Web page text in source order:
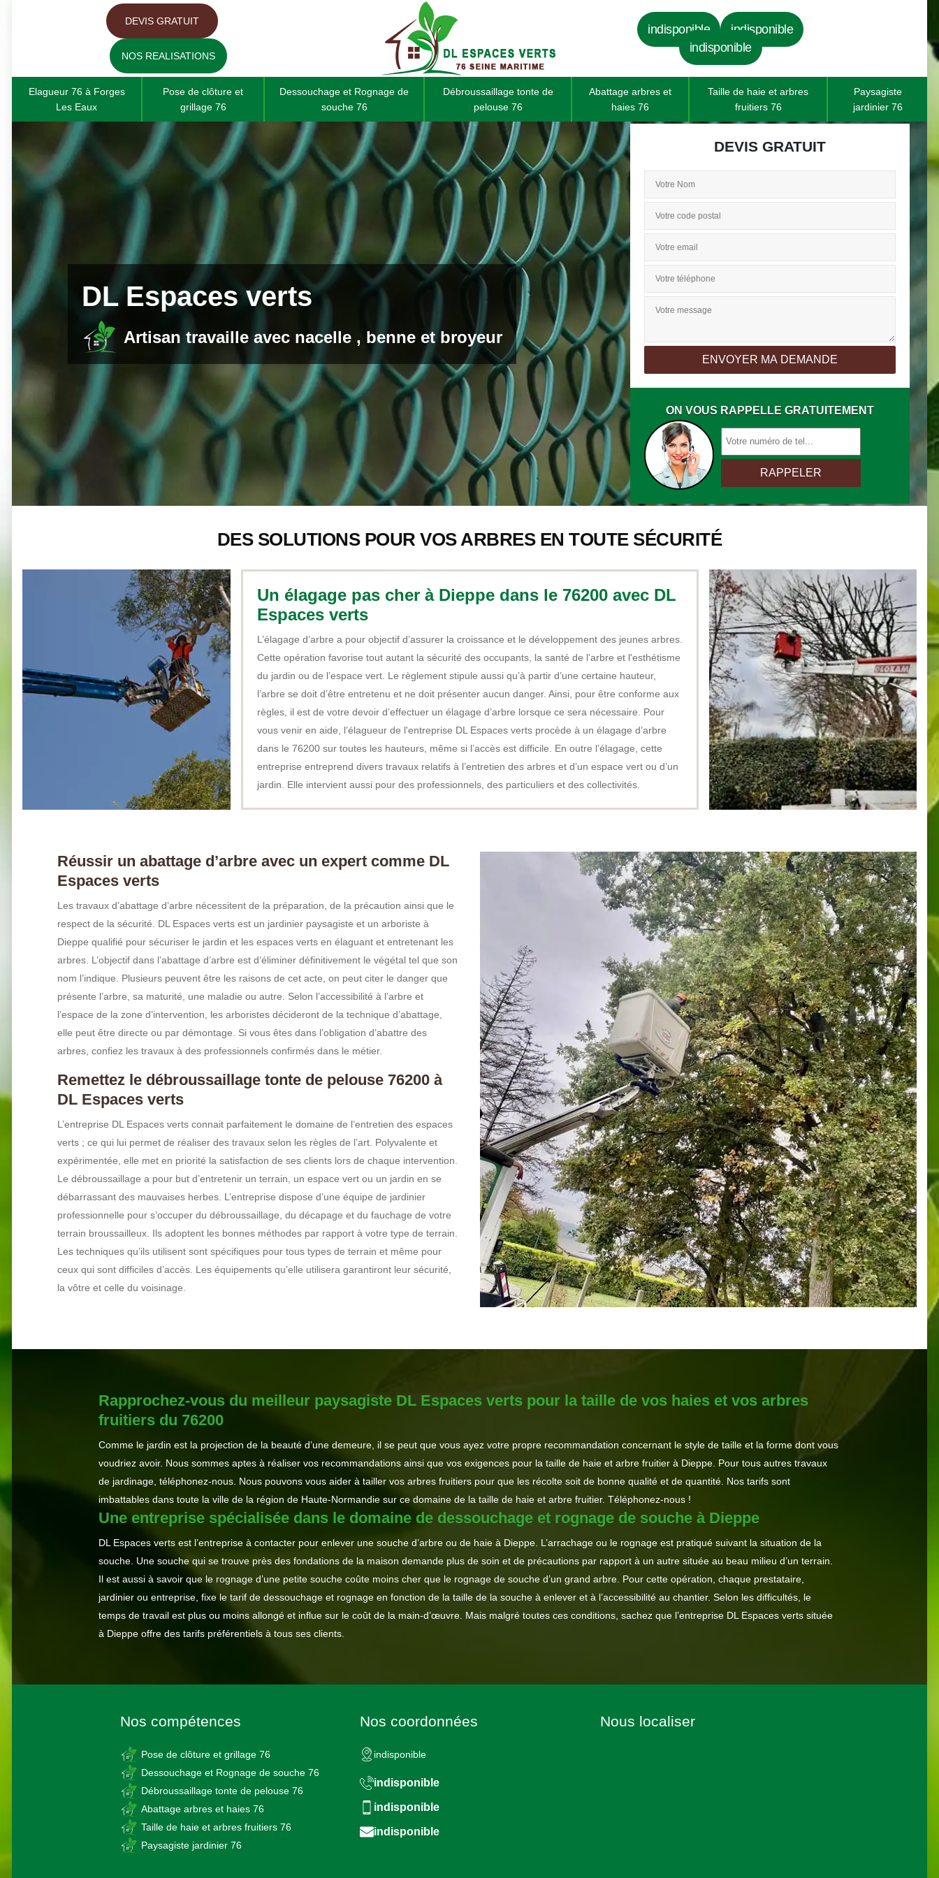
DEVIS GRATUIT
NOS REALISATIONS
indisponible
indisponible
indisponible
Elagueur 76 à Forges
Les Eaux
Pose de clôture et
grillage 76
Dessouchage et Rognage de
souche 76
Débroussaillage tonte de
pelouse 76
Abattage arbres et
haies 76
Taille de haie et arbres
fruitiers 76
Paysagiste
jardinier 76
DL Espaces verts
Artisan travaille avec nacelle , benne et broyeur
DEVIS GRATUIT
ON VOUS RAPPELLE GRATUITEMENT
DES SOLUTIONS POUR VOS ARBRES EN TOUTE SÉCURITÉ
Un élagage pas cher à Dieppe dans le 76200 avec DL
Espaces verts
L’élagage d’arbre a pour objectif d’assurer la croissance et le développement des jeunes arbres.
Cette opération favorise tout autant la sécurité des occupants, la santé de l’arbre et l'esthétisme
du jardin ou de l’espace vert. Le règlement stipule aussi qu’à partir d’une certaine hauteur,
l’arbre se doit d’être entretenu et ne doit présenter aucun danger. Ainsi, pour être conforme aux
règles, il est de votre devoir d’effectuer un élagage d’arbre lorsque ce sera nécessaire. Pour
vous venir en aide, l’élagueur de l'entreprise DL Espaces verts procède à un élagage d’arbre
dans le 76200 sur toutes les hauteurs, même si l’accès est difficile. En outre l’élagage, cette
entreprise entreprend divers travaux relatifs à l’entretien des arbres et d’un espace vert ou d’un
jardin. Elle intervient aussi pour des professionnels, des particuliers et des collectivités.
Réussir un abattage d’arbre avec un expert comme DL
Espaces verts
Les travaux d’abattage d’arbre nécessitent de la préparation, de la précaution ainsi que le
respect de la sécurité. DL Espaces verts est un jardinier paysagiste et un arboriste à
Dieppe qualifié pour sécuriser le jardin et les espaces verts en élaguant et entretenant les
arbres. L’objectif dans l’abattage d’arbre est d’éliminer définitivement le végétal tel que son
nom l’indique. Plusieurs peuvent être les raisons de cet acte, on peut citer le danger que
présente l’arbre, sa maturité, une maladie ou autre. Selon l’accessibilité à l’arbre et
l’espace de la zone d’intervention, les arboristes décideront de la technique d’abattage,
elle peut être directe ou par démontage. Si vous êtes dans l’obligation d’abattre des
arbres, confiez les travaux à des professionnels confirmés dans le métier.
Remettez le débroussaillage tonte de pelouse 76200 à
DL Espaces verts
L’entreprise DL Espaces verts connait parfaitement le domaine de l’entretien des espaces
verts ; ce qui lui permet de réaliser des travaux selon les règles de l’art. Polyvalente et
expérimentée, elle met en priorité la satisfaction de ses clients lors de chaque intervention.
Le débroussaillage a pour but d’entretenir un terrain, un espace vert ou un jardin en se
débarrassant des mauvaises herbes. L’entreprise dispose d’une équipe de jardinier
professionnelle pour s’occuper du débroussaillage, du décapage et du fauchage de votre
terrain broussailleux. Ils adoptent les bonnes méthodes par rapport à votre type de terrain.
Les techniques qu’ils utilisent sont spécifiques pour tous types de terrain et même pour
ceux qui sont difficiles d’accès. Les équipements qu’elle utilisera garantiront leur sécurité,
la vôtre et celle du voisinage.
Rapprochez-vous du meilleur paysagiste DL Espaces verts pour la taille de vos haies et vos arbres
fruitiers du 76200
Comme le jardin est la projection de la beauté d’une demeure, il se peut que vous ayez votre propre recommandation concernant le style de taille et la forme dont vous
voudriez avoir. Nous sommes aptes à réaliser vos recommandations ainsi que vos exigences pour la taille de haie et arbre fruitier à Dieppe. Pour tous autres travaux
de jardinage, téléphonez-nous. Nous pouvons vous aider à tailler vos arbres fruitiers pour que les récolte soit de bonne qualité et de quantité. Nos tarifs sont
imbattables dans toute la ville de la région de Haute-Normandie sur ce domaine de la taille de haie et arbre fruitier. Téléphonez-nous !
Une entreprise spécialisée dans le domaine de dessouchage et rognage de souche à Dieppe
DL Espaces verts est l’entreprise à contacter pour enlever une souche d’arbre ou de haie à Dieppe. L’arrachage ou le rognage est pratiqué suivant la situation de la
souche. Une souche qui se trouve près des fondations de la maison demande plus de soin et de précautions par rapport à un autre située au beau milieu d’un terrain.
Il est aussi à savoir que le rognage d’une petite souche coûte moins cher que le rognage de souche d’un grand arbre. Pour cette opération, chaque prestataire,
jardinier ou entreprise, fixe le tarif de dessouchage et rognage en fonction de la taille de la souche à enlever et à l’accessibilité au chantier. Selon les difficultés, le
temps de travail est plus ou moins allongé et influe sur le coût de la main-d’œuvre. Mais malgré toutes ces conditions, sachez que l’entreprise DL Espaces verts située
à Dieppe offre des tarifs préférentiels à tous ses clients.
Nos compétences
Pose de clôture et grillage 76
Dessouchage et Rognage de souche 76
Débroussaillage tonte de pelouse 76
Abattage arbres et haies 76
Taille de haie et arbres fruitiers 76
Paysagiste jardinier 76
Nos coordonnées
indisponible
indisponible
indisponible
indisponible
Nous localiser